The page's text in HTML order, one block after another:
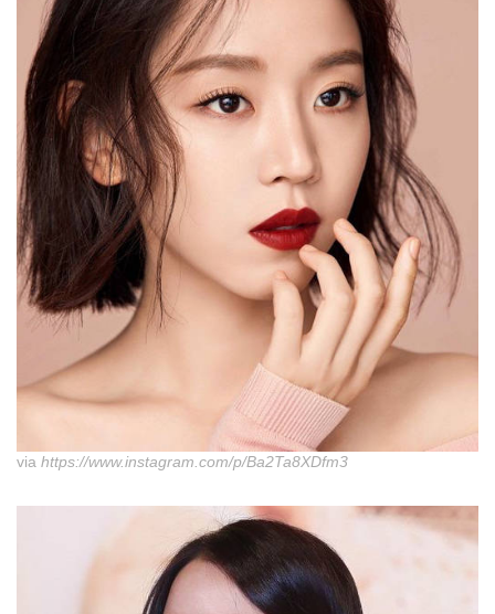
via https://www.instagram.com/p/Ba2Ta8XDfm3